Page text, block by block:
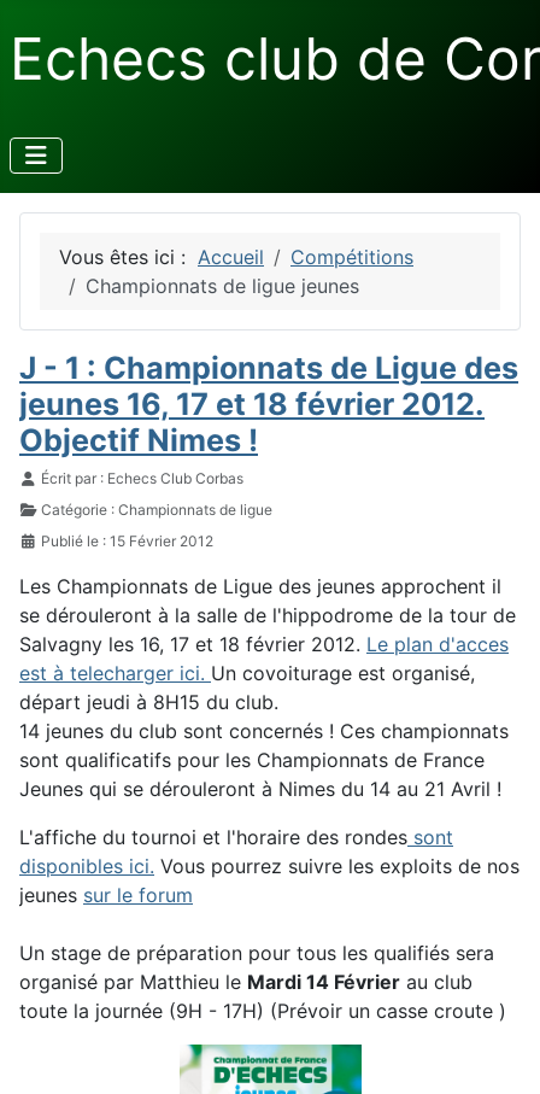
Echecs club de
Vous êtes ici : Accueil
Compétitions
Championnats de ligue jeunes
J - 1 : Championnats de Ligue des
jeunes 16, 17 et 18 février 2012.
Objectif Nimes !
Détails
Écrit par : Echecs Club Corbas
Catégorie : Championnats de ligue
Publié le : 15 Février 2012
Les Championnats de Ligue des jeunes approchent il
se dérouleront à la salle de l'hippodrome de la tour de
Salvagny les 16, 17 et 18 février 2012. Le plan d'acces
est à telecharger ici. Un covoiturage est organisé,
départ jeudi à 8H15 du club.
14 jeunes du club sont concernés ! Ces championnats
sont qualificatifs pour les Championnats de France
Jeunes qui se dérouleront à Nimes du 14 au 21 Avril !
L'affiche du tournoi et l'horaire des rondes sont
disponibles ici. Vous pourrez suivre les exploits de nos
jeunes sur le forum
Un stage de préparation pour tous les qualifiés sera
organisé par Matthieu le Mardi 14 Février au club
toute la journée (9H - 17H) (Prévoir un casse croute )